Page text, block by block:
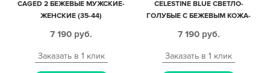
CAGED 2 БЕЖЕВЫЕ МУЖСКИЕ-
ЖЕНСКИЕ (35-44)
7 190 руб.
Заказать в 1 клик
CELESTINE BLUE СВЕТЛО-
ГОЛУБЫЕ С БЕЖЕВЫМ КОЖА-
7 190 руб.
Заказать в 1 клик